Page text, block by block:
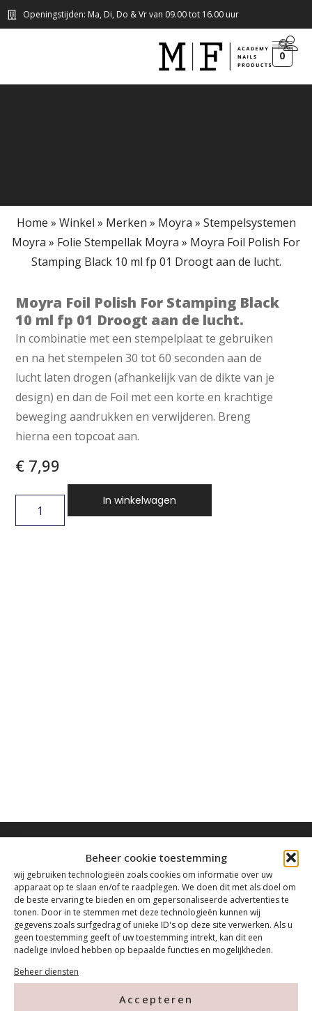
Beheer cookie toestemming
wij gebruiken technologieën zoals cookies om informatie over uw
apparaat op te slaan en/of te raadplegen. We doen dit met als doel om
de beste ervaring te bieden en om gepersonaliseerde advertenties te
tonen. Door in te stemmen met deze technologieën kunnen wij
gegevens zoals surfgedrag of unieke ID's op deze site verwerken. Als u
geen toestemming geeft of uw toestemming intrekt, kan dit een
nadelige invloed hebben op bepaalde functies en mogelijkheden.
Beheer diensten
Accepteren
Openingstijden: Ma, Di, Do & Vr van 09.00 tot 16.00 uur
0
Home » Winkel » Merken » Moyra » Stempelsystemen
Moyra » Folie Stempellak Moyra » Moyra Foil Polish For
Stamping Black 10 ml fp 01 Droogt aan de lucht.
Moyra Foil Polish For Stamping Black
10 ml fp 01 Droogt aan de lucht.
In combinatie met een stempelplaat te gebruiken
en na het stempelen 30 tot 60 seconden aan de
lucht laten drogen (afhankelijk van de dikte van je
design) en dan de Foil met een korte en krachtige
beweging aandrukken en verwijderen. Breng
hierna een topcoat aan.
€ 7,99
In winkelwagen
Contact
Tanthofdreef 7 2623 EW Delft
015-2120822